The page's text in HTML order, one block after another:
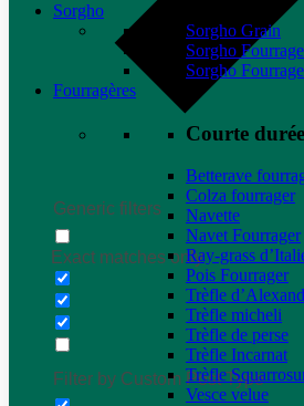
Generic filters
Exact matches only
Filter by Custom Post Type
Sorgho
Sorgho Grain
Sorgho
Sorgho
Fourragères
Courte durée
Betterave
Colza fourrager
Navette
Navet Fourrager
Ray-grass
Pois Fourrager
Trèfle
Trèfle micheli
Trèfle de perse
Trèfle Incarnat
Trèfle
Vesce velue